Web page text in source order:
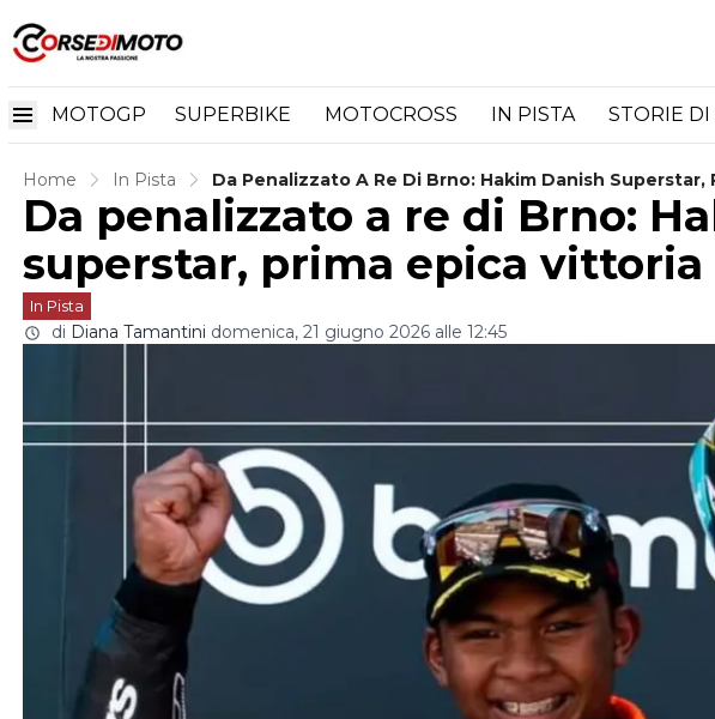
MOTOGP SUPERBIKE MOTOCROSS IN PISTA STORIE
Home In Pista Da Penalizzato A Re Di Brno: Hakim Danish
Da penalizzato a re di Brno:
superstar, prima epica vittoria
In Pista
di Diana Tamantini domenica, 21 giugno 2026 alle 12:45